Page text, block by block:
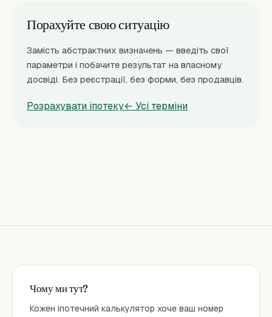
Порахуйте свою ситуацію
Замість абстрактних визначень — введіть свої
параметри і побачите результат на власному
досвіді. Без реєстрації, без форми, без продавців.
Розрахувати іпотеку← Усі терміни
Чому ми тут?
Кожен іпотечний калькулятор хоче ваш номер